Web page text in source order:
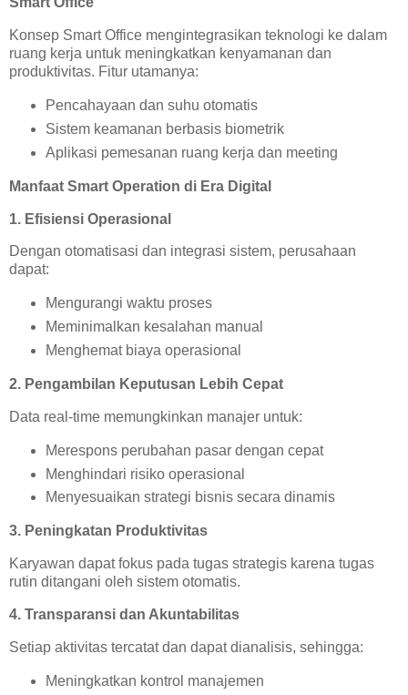
Konsep Smart Office mengintegrasikan teknologi ke dalam
ruang kerja untuk meningkatkan kenyamanan dan
produktivitas. Fitur utamanya:
Pencahayaan dan suhu otomatis
Sistem keamanan berbasis biometrik
Aplikasi pemesanan ruang kerja dan meeting
Manfaat Smart Operation di Era Digital
1. Efisiensi Operasional
Dengan otomatisasi dan integrasi sistem, perusahaan
dapat:
Mengurangi waktu proses
Meminimalkan kesalahan manual
Menghemat biaya operasional
2. Pengambilan Keputusan Lebih Cepat
Data real-time memungkinkan manajer untuk:
Merespons perubahan pasar dengan cepat
Menghindari risiko operasional
Menyesuaikan strategi bisnis secara dinamis
3. Peningkatan Produktivitas
Karyawan dapat fokus pada tugas strategis karena tugas
rutin ditangani oleh sistem otomatis.
4. Transparansi dan Akuntabilitas
Setiap aktivitas tercatat dan dapat dianalisis, sehingga:
Meningkatkan kontrol manajemen